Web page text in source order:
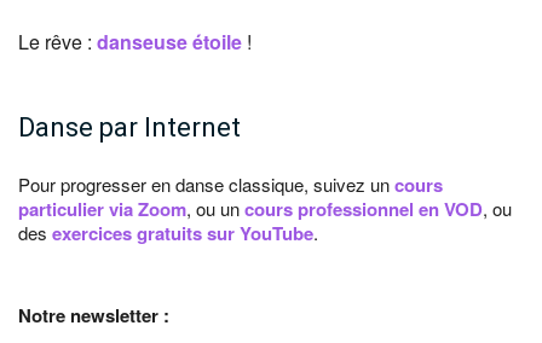
Le rêve : danseuse étoile !
Danse par Internet
Pour progresser en danse classique, suivez uncours
particulier via Zoom, ou uncours professionnel en VOD, ou
des exercices gratuits sur YouTube.
Notre newsletter :